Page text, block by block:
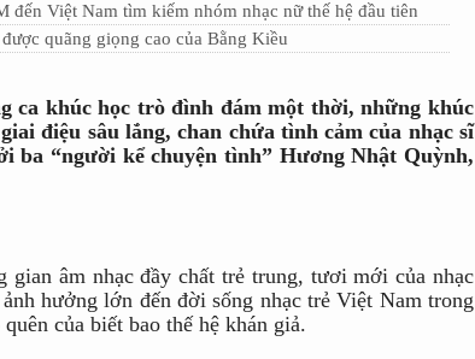
đến Việt Nam tìm kiếm nhóm nhạc nữ thế hệ đầu tiên
quãng giọng cao của Bằng Kiều
ca khúc học trò đình đám một thời, những khúc
điệu sâu lắng, chan chứa tình cảm của nhạc sĩ
ba “người kể chuyện tình” Hương Nhật Quỳnh,
âm nhạc đầy chất trẻ trung, tươi mới của nhạc
hưởng lớn đến đời sống nhạc trẻ Việt Nam trong
của biết bao thế hệ khán giả.